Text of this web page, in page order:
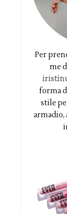
Per
me
forma
stile
armadio,